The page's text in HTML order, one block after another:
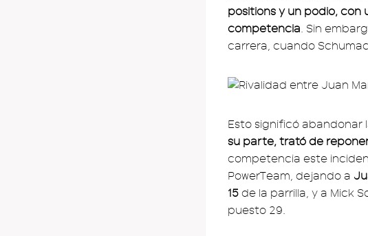
positions y un podio, con
competencia. Sin
carrera, cuando
Esto significó abandonar
su parte, trató de
competencia este
PowerTeam, dejando a
15 de la parrilla, y a Mick
puesto 29.